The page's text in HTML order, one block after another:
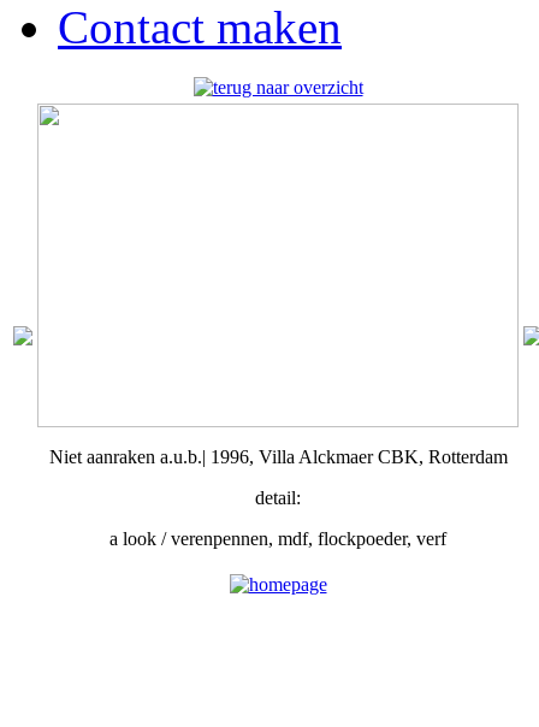
Contact maken
Niet aanraken a.u.b.| 1996, Villa Alckmaer CBK, Rotterdam
detail:
a look / verenpennen, mdf, flockpoeder, verf